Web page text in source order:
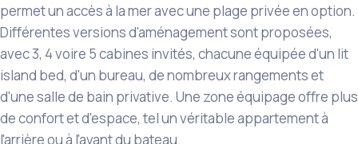
permet un accès à la mer avec une plage privée en option.
Différentes versions d'aménagement sont proposées,
avec 3, 4 voire 5 cabines invités, chacune équipée d'un lit
island bed, d'un bureau, de nombreux rangements et
d'une salle de bain privative. Une zone équipage offre plus
de confort et d'espace, tel un véritable appartement à
l'arrière ou à l'avant du bateau.